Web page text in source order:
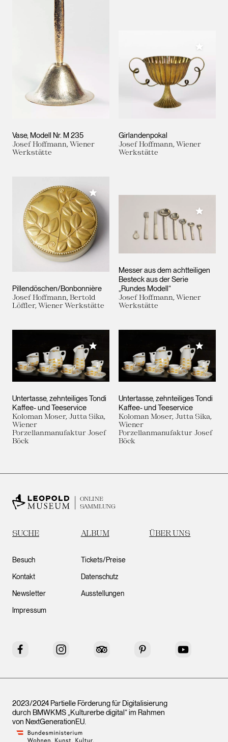
Vase, Modell Nr. M 235
Josef Hoffmann, Wiener
Werkstätte
Girlandenpokal
Josef Hoffmann, Wiener
Werkstätte
Meiner
Pillendöschen/Bonbonnière
Josef Hoffmann, Bertold
Löffler, Wiener Werkstätte
Meiner Sammlung hinzufügen
Messer aus dem achtteiligen
Besteck aus der Serie
„Rundes Modell“
Josef Hoffmann, Wiener
Werkstätte
Meiner
Untertasse, zehnteiliges Tondi
Kaffee- und Teeservice
Koloman Moser, Jutta Sika,
Wiener
Porzellanmanufaktur Josef
Böck
Meiner Sammlung hinzufügen
Untertasse, zehnteiliges Tondi
Kaffee- und Teeservice
Koloman Moser, Jutta Sika,
Wiener
Porzellanmanufaktur Josef
Böck
Meiner
ONLINE
SAMMLUNG
SUCHE ALBUM ÜBER UNS
Besuch
Kontakt
Newsletter
Impressum
Tickets/Preise
Datenschutz
Ausstellungen
Facebook Instagram Tripadvisor Pinterest YouTube
2023/2024 Partielle Förderung für Digitalisierung
durch BMWKMS „Kulturerbe digital“ im Rahmen
von NextGenerationEU.